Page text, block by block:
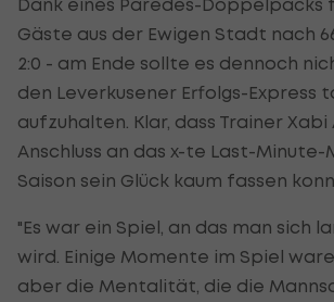
Gäste aus der Ewigen Stadt nach
2:0 - am Ende sollte es dennoch
den Leverkusener Erfolgs-Express
aufzuhalten. Klar, dass Trainer Xabi
Anschluss an das x-te Last-
Saison sein Glück kaum fassen
"Es war ein Spiel, an das man sich
wird. Einige Momente im Spiel
aber die Mentalität, die die